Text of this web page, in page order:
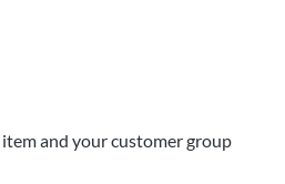
and your customer group